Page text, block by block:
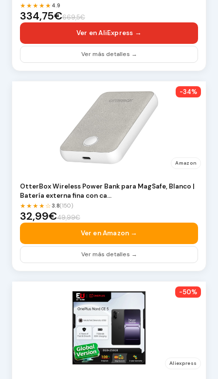
★★★★★ 4.9
334,75€669,5€
Ver en AliExpress →
Ver más detalles →
-34%
Amazon
OtterBox Wireless Power Bank para MagSafe, Blanco |
Batería externa fina con ca…
★★★★☆3.8(150)
32,99€49,99€
Ver en Amazon →
Ver más detalles →
-50%
Aliexpress